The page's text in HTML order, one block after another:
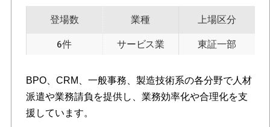
登場数
6件
業種
サービス業
上場区分
東証一部
BPO、CRM、一般事務、製造技術系の各分野で人材
派遣や業務請負を提供し、業務効率化や合理化を支
援しています。